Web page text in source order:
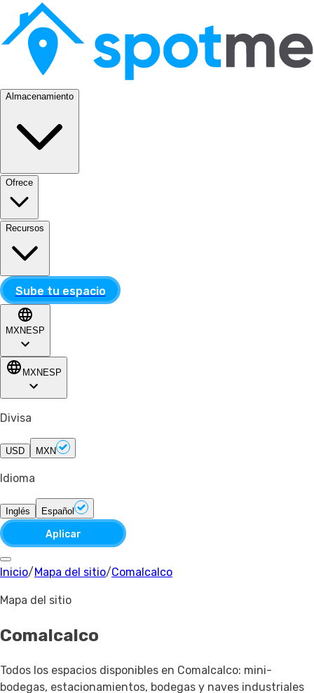
Almacenamiento
Ofrece
Recursos
Sube tu espacio
MXN ESP
MXN ESP
Divisa
USD MXN
Idioma
Inglés Español
Aplicar
Inicio/ Mapa del sitio/Comalcalco
Mapa del sitio
Comalcalco
Todos los espacios disponibles en Comalcalco: mini-
bodegas, estacionamientos, bodegas y naves industriales